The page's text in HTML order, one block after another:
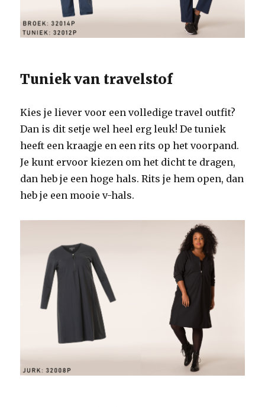
Tuniek van travelstof
Kies je liever voor een volledige travel outfit?
Dan is dit setje wel heel erg leuk! De tuniek
heeft een kraagje en een rits op het voorpand.
Je kunt ervoor kiezen om het dicht te dragen,
dan heb je een hoge hals. Rits je hem open, dan
heb je een mooie v-hals.